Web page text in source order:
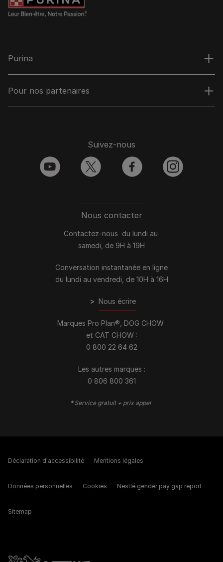
Purina
Pour nos partenaires
Nous contacter
Contactez-nous du lundi au
samedi, de 9H à 19H
Conversation instantanée en ligne
du lundi au vendredi, de 10H à 16H
> Nous écrire
Marques Pro Plan®, DOG CHOW
et CAT CHOW :
0 800 22 64 62
Les autres marques :​
0 806 800 361
*Service gratuit + prix appel
Suivez-nous
youtube twitter facebook instagram
Déclaration d'accessibilité Mentions légales
Données personnelles Cookies Nestlé gender pay gap report
Sitemap